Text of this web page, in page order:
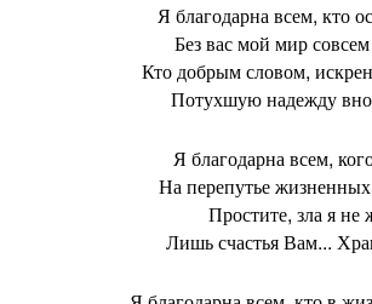
Я благодарна всем, кто
Без вас мой мир
Кто добрым словом,
Потухшую надежду
Я благодарна всем,
На перепутье
Простите, зла я не
Лишь счастья Вам...